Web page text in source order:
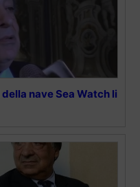
nave Sea Watch li